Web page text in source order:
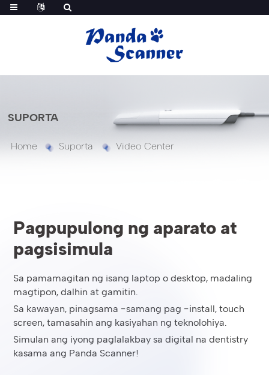
SUPORTA
Home Suporta Video Center
Pagpupulong ng aparato at
pagsisimula
Sa pamamagitan ng isang laptop o desktop, madaling
magtipon, dalhin at gamitin.
Sa kawayan, pinagsama -samang pag -install, touch
screen, tamasahin ang kasiyahan ng teknolohiya.
Simulan ang iyong paglalakbay sa digital na dentistry
kasama ang Panda Scanner!